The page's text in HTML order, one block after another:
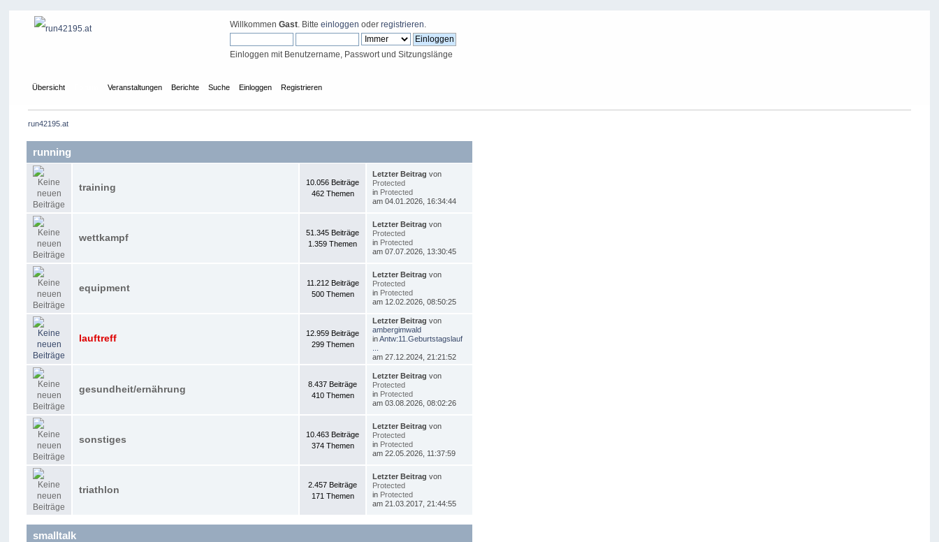
WillkommenGast. Bitteeinloggen oderregistrieren.
Einloggen mit Benutzername, Passwort und Sitzungslänge
Übersicht Veranstaltungen Berichte Suche Einloggen Registrieren
run42195.at
running
training
10.056 Beiträge
462 Themen
Letzter Beitrag von
Protected
in Protected
am 04.01.2026, 16:34:44
wettkampf
51.345 Beiträge
1.359 Themen
Letzter Beitrag von
Protected
in Protected
am 07.07.2026, 13:30:45
equipment
11.212 Beiträge
500 Themen
Letzter Beitrag von
Protected
in Protected
am 12.02.2026, 08:50:25
lauftreff
12.959 Beiträge
299 Themen
Letzter Beitrag von
ambergimwald
inAntw:11.Geburtstagslauf
am 27.12.2024, 21:21:52
gesundheit/ernährung
8.437 Beiträge
410 Themen
Letzter Beitrag von
Protected
in Protected
am 03.08.2026, 08:02:26
sonstiges
10.463 Beiträge
374 Themen
Letzter Beitrag von
Protected
in Protected
am 22.05.2026, 11:37:59
triathlon
2.457 Beiträge
171 Themen
Letzter Beitrag von
Protected
in Protected
am 21.03.2017, 21:44:55
smalltalk